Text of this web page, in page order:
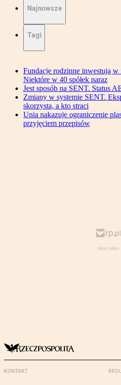
Najnowsze
Tagi
Fundacje rodzinne inwestują
Niektóre w 40 spółek naraz
Jest sposób na SENT. Status
Zmiany w systemie SENT.
skorzysta, a kto straci
Unia nakazuje ograniczenie
przyjęciem przepisów
KONTAKT